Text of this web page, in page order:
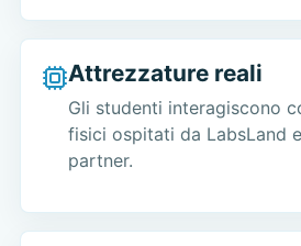
Attrezzature reali
Gli studenti interagiscono
fisici ospitati da LabsLand
partner.